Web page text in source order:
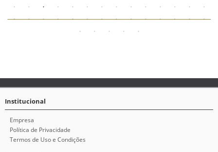
Institucional
Empresa
Política de Privacidade
Termos de Uso e Condições